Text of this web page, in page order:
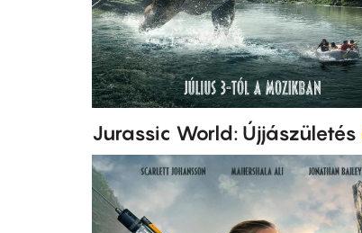
Jurassic World: Újjászületés